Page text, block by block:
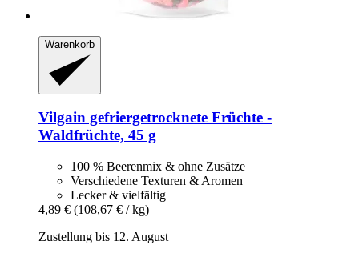
Warenkorb
Vilgain gefriergetrocknete Früchte -​
Waldfrüchte, 45 g
100 % Beerenmix & ohne Zusätze
Verschiedene Texturen & Aromen
Lecker & vielfältig
4,89 € (108,67 € / kg)
Zustellung bis 12. August